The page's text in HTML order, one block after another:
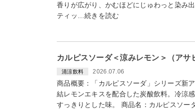
香りが広がり、かむほどにじゅわっと染み
ティッ…続きを読む
カルピスソーダ＜涼みレモン＞（ア
清涼飲料 2026.07.06
商品概要：「カルピスソーダ」シリーズ新
結レモンエキスを配合した炭酸飲料。冷涼
すっきりとした味。 商品名：カルピスソー